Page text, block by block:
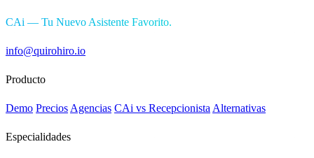
CAi — Tu Nuevo Asistente Favorito.
info@quirohiro.io
Producto
Demo Precios Agencias CAi vs Recepcionista Alternativas
Especialidades